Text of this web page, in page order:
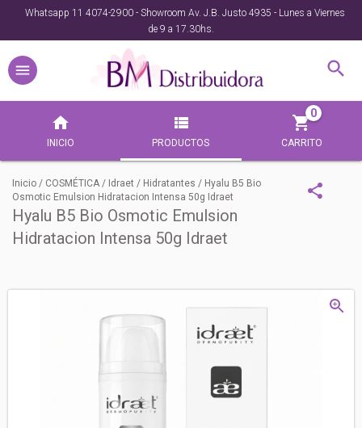
Whatsapp 11 4074-2900 - Showroom Av. J.B. Justo 4935 - Lunes a Viernes
de 9 a 17.30hs.
INICIO PRODUCTOS CARRITO
0
Inicio / COSMÉTICA / Idraet / Hidratantes / Hyalu B5 Bio
Osmotic Emulsion Hidratacion Intensa 50g Idraet
Hyalu B5 Bio Osmotic Emulsion
Hidratacion Intensa 50g Idraet